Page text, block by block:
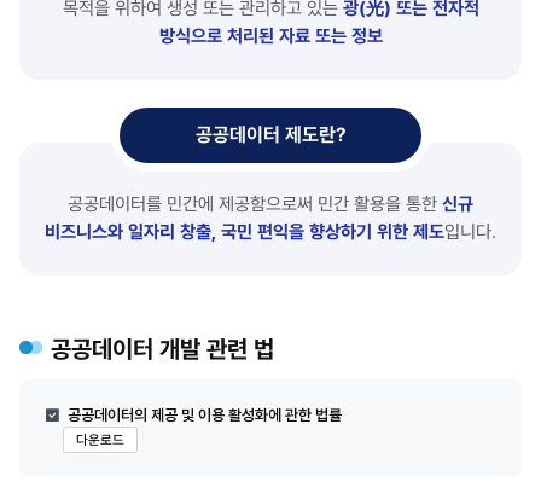
목적을 위하여 생성 또는 관리하고 있는 광(光) 또는 전자적
방식으로 처리된 자료 또는 정보
공공데이터 제도란?
공공데이터를 민간에 제공함으로써 민간 활용을 통한 신규
비즈니스와 일자리 창출, 국민 편익을 향상하기 위한 제도입니다.
공공데이터 개발 관련 법
공공데이터의 제공 및 이용 활성화에 관한 법률
다운로드